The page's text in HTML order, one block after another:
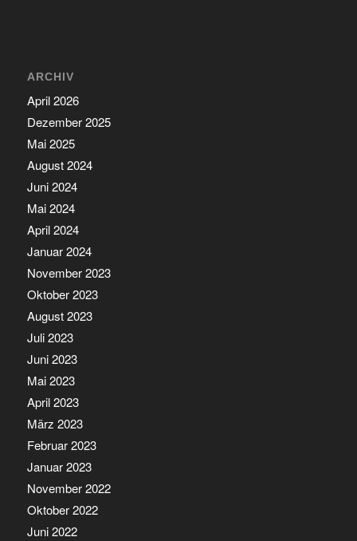
ARCHIV
April 2026
Dezember 2025
Mai 2025
August 2024
Juni 2024
Mai 2024
April 2024
Januar 2024
November 2023
Oktober 2023
August 2023
Juli 2023
Juni 2023
Mai 2023
April 2023
März 2023
Februar 2023
Januar 2023
November 2022
Oktober 2022
Juni 2022